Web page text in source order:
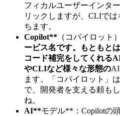
フィカルユーザーインタ
リックしますが、CLIで
ちます。
Copilot** （コパイロット）
ービス名です。もともと
コード補完をしてくれる
やCLIなど様々な形態の
ます。「コパイロット」
で、開発者を支える頼も
ね。
AI**モデル**：Copilotの